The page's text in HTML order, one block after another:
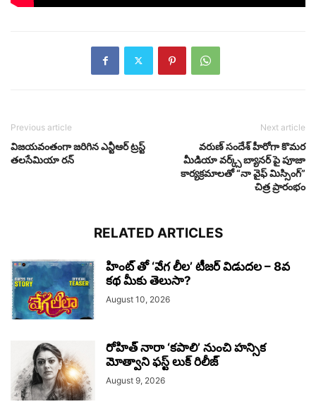
Previous article
విజయవంతంగా జరిగిన ఎన్టీఆర్ ట్రస్ట్
తలసేమియా రన్
Next article
వరుణ్ సందేశ్ హీరోగా కొమర
మీడియా వర్క్స్ బ్యానర్ పై పూజా
కార్యక్రమాలతో “నా వైఫ్ మిస్సింగ్”
చిత్ర ప్రారంభం
RELATED ARTICLES
హింట్ తో ‘వేగ లీల’ టీజర్ విడుదల – 8వ
కథ మీకు తెలుసా?
August 10, 2026
రోహిత్ నారా ‘కపాలి’ నుంచి హన్సిక
మోత్వాని ఫస్ట్ లుక్ రిలీజ్
August 9, 2026